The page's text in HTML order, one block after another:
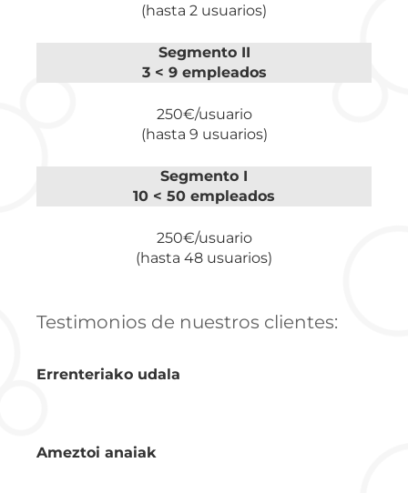
(hasta 2 usuarios)
Segmento II
3 < 9 empleados
250€/usuario
(hasta 9 usuarios)
Segmento I
10 < 50 empleados
250€/usuario
(hasta 48 usuarios)
Testimonios de nuestros clientes:
Errenteriako udala
Ameztoi anaiak